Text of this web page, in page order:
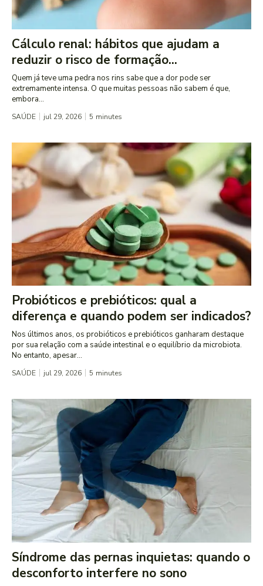
Cálculo renal: hábitos que ajudam a
reduzir o risco de formação...
Quem já teve uma pedra nos rins sabe que a dor pode ser
extremamente intensa. O que muitas pessoas não sabem é que,
embora...
SAÚDE jul 29, 2026 5 minutes
Probióticos e prebióticos: qual a
diferença e quando podem ser indicados?
Nos últimos anos, os probióticos e prebióticos ganharam destaque
por sua relação com a saúde intestinal e o equilíbrio da microbiota.
No entanto, apesar...
SAÚDE jul 29, 2026 5 minutes
Síndrome das pernas inquietas: quando o
desconforto interfere no sono